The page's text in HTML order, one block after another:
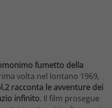
fumetto della
volta nel lontano 1969,
racconta le avventure dei
infinito. Il film prosegue